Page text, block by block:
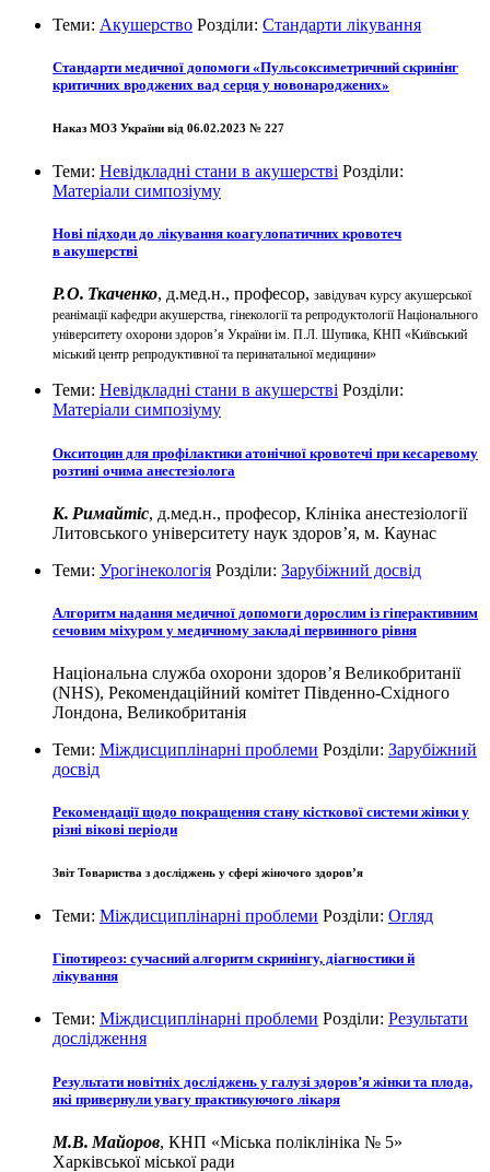
Теми: Акушерство Розділи: Стандарти лікування
Стандарти медичної допомоги «Пульсоксиметричний скринінг
критичних вроджених вад серця у новонароджених»
Наказ МОЗ України від 06.02.2023 № 227
Теми: Невідкладні стани в акушерстві Розділи:
Матеріали симпозіуму
Нові підходи до лікування коагулопатичних кровотеч
в акушерстві
Р. О. Ткаченко, д.мед.н., професор, завідувач курсу акушерської
реанімації кафедри акушерства, гінекології та репродуктології Національного
університету охорони здоров’я України ім. П.Л. Шупика, КНП «Київський
міський центр репродуктивної та перинатальної медицини»
Теми: Невідкладні стани в акушерстві Розділи:
Матеріали симпозіуму
Окситоцин для профілактики атонічної кровотечі при кесаревому
розтині очима анестезіолога
К. Римайтіс, д.мед.н., професор, Клініка анестезіології
Литовського університету наук здоров’я, м. Каунас
Теми: Урогінекологія Розділи: Зарубіжний досвід
Алгоритм надання медичної допомоги дорослим із гіперактивним
сечовим міхуром у медичному закладі первинного рівня
Національна служба охорони здоров’я Великобританії
(NHS), Рекомендаційний комітет Південно-Східного
Лондона, Великобританія
Теми: Міждисциплінарні проблеми Розділи: Зарубіжний
досвід
Рекомендації щодо покращення стану кісткової системи жінки у
різні вікові періоди
Звіт Товариства з досліджень у сфері жіночого здоров’я
Теми: Міждисциплінарні проблеми Розділи: Огляд
Гіпотиреоз: сучасний алгоритм скринінгу, діагностики й
лікування
Теми: Міждисциплінарні проблеми Розділи: Результати
дослідження
Результати новітніх досліджень у галузі здоров’я жінки та плода,
які привернули увагу практикуючого лікаря
М.В. Майоров, КНП «Міська поліклініка № 5»
Харківської міської ради